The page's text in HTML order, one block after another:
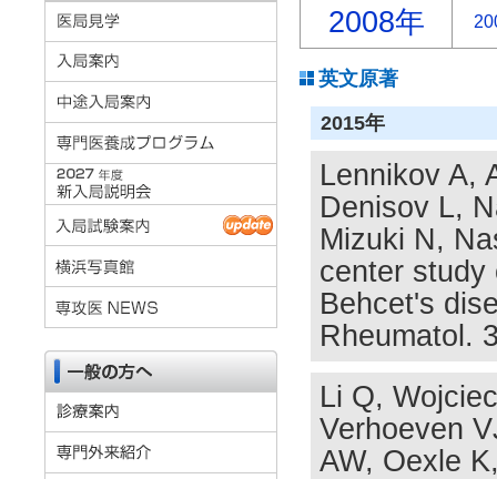
2008年
英文原著
2015年
Lennikov A,
Denisov L,
Mizuki N,
center study
Behcet's
Rheumatol.
Li Q,
Verhoeven
AW, Oexle